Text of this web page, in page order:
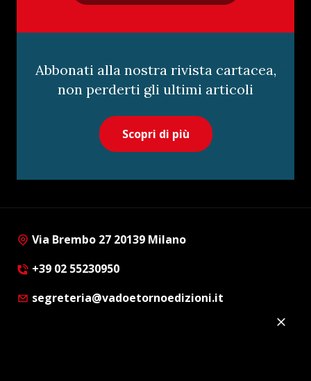
Abbonati alla nostra rivista cartacea,
non perderti gli ultimi articoli
Scopri di più
Via Brembo 27 20139 Milano
+39 02 55230950
segreteria@vadoetornoedizioni.it